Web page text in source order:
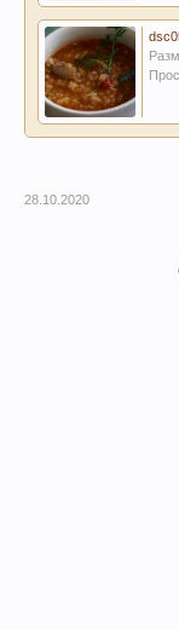
28.10.2020